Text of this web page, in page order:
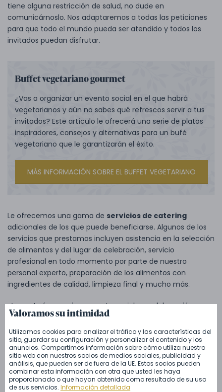
tiene alguna restricción de salud, no dude en
comunicárnoslo. Nos adaptaremos a todas las peticiones
para que todo el mundo pueda ser atendido y todos los
invitados puedan disfrutar.
Buffet vegetariano gourmet
¿Vas a organizar un evento social en el que habrá
vegetarianos y aún no sabes qué refrescos servir a tus
invitados? Este artículo le ofrecerá una serie de platos
inspiradores, consejos y alternativas para un bufé
vegetariano que le garantizarán el éxito.
MÁS INFORMACIÓN SOBRE EL BUFFET VEGETARIANO
Le ofrecemos una gama de servicios de catering
adicionales de los que puede beneficiarse. Algunos de los
servicios que prestamos incluyen asistencia en la selección
de alimentos y del lugar de celebración, servicio
profesional en todo momento por parte de nuestro
personal experto, preparación de los alimentos con
ingredientes de calidad, limpieza final y mucho más.
¿Le gustaría organizar un acto social en colaboración con
nuestro catering de primera clase?
¿Le ha gustado este
artículo? Compártelo
Valoramos su intimidad
Utilizamos cookies para analizar el tráfico y las características del
sitio, guardar su configuración y personalizar el contenido y los
anuncios. Compartimos información sobre cómo utiliza nuestro
sitio web con nuestros socios de medios sociales, publicidad y
análisis, que pueden ser de fuera de la UE. Estos socios pueden
combinar esta información con otra que usted les haya
proporcionado o que hayan obtenido como resultado de su uso
de sus servicios.Información detallada